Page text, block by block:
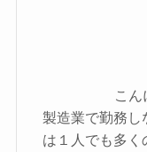
こ
製造業で勤務し
は１人でも多く